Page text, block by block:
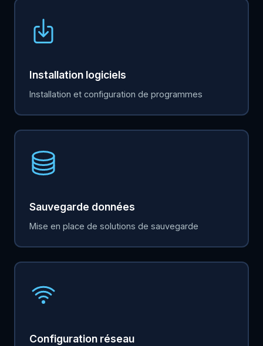
Installation logiciels
Installation et configuration de programmes
Sauvegarde données
Mise en place de solutions de sauvegarde
Configuration réseau